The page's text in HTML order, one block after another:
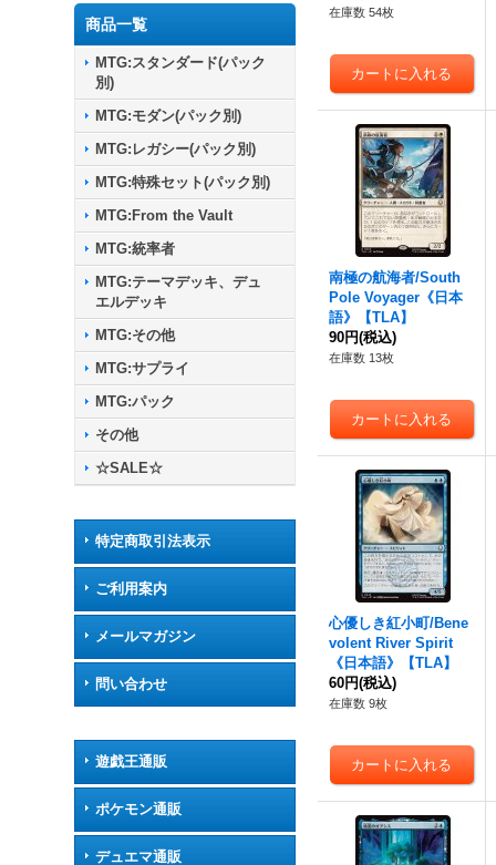
商品一覧
MTG:スタンダード(パック
別)
MTG:モダン(パック別)
MTG:レガシー(パック別)
MTG:特殊セット(パック別)
MTG:From the Vault
MTG:統率者
MTG:テーマデッキ、デュ
エルデッキ
MTG:その他
MTG:サプライ
MTG:パック
その他
☆SALE☆
特定商取引法表示
ご利用案内
メールマガジン
問い合わせ
遊戯王通販
ポケモン通販
デュエマ通販
在庫数 54枚
南極の航海者/South
Pole Voyager《日本
語》【TLA】
90円(税込)
在庫数 13枚
心優しき紅小町/Bene
volent River Spirit
《日本語》【TLA】
60円(税込)
在庫数 9枚